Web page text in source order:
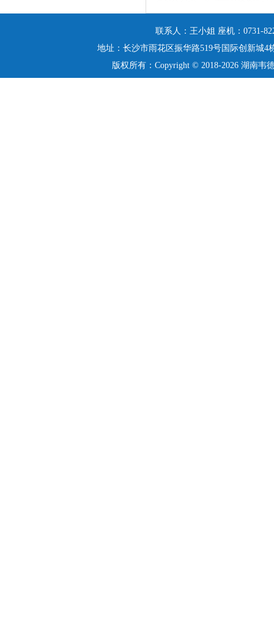
联系人：王小姐 座机：0731-
地址：长沙市雨花区振华路519号国际创新城4
版权所有：Copyright © 2018-2026 湖南韦